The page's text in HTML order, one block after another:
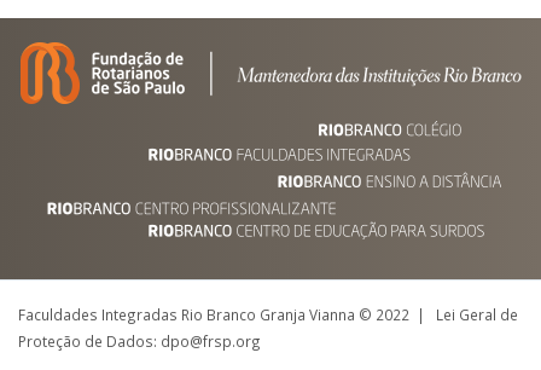
Faculdades Integradas Rio Branco Granja Vianna © 2022 | Lei Geral de
Proteção de Dados: dpo@frsp.org